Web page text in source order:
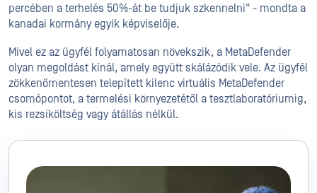
percében a terhelés 50%-át be tudjuk szkennelni" - mondta a
kanadai kormány egyik képviselője.
Mivel ez az ügyfél folyamatosan növekszik, a MetaDefender
olyan megoldást kínál, amely együtt skálázódik vele. Az ügyfél
zökkenőmentesen telepített kilenc virtuális MetaDefender
csomópontot, a termelési környezetétől a tesztlaboratóriumig,
kis rezsiköltség vagy átállás nélkül.